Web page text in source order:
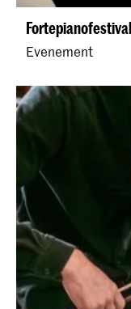
Evenement